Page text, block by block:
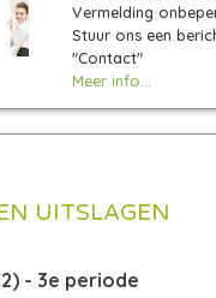
Vermelding
Stuur ons een
"Contact"
Meer info...
UITSLAGEN
- 3e periode